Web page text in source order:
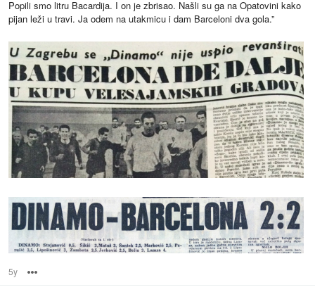
Popili smo litru Bacardija. I on je zbrisao. Našli su ga na Opatovini kako
pijan leži u travi. Ja odem na utakmicu i dam Barceloni dva gola.”
5y